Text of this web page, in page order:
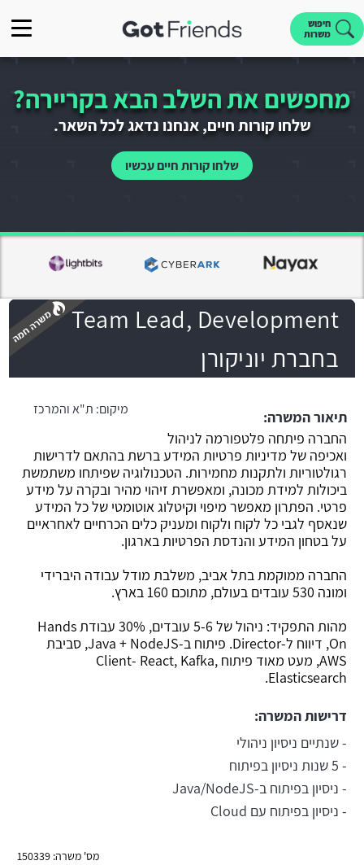
חיפוש
משרות
מחפשים את השלב הבא בקריירה?
שלחו קורות חיים, אנחנו נדאג לכל השאר.
שלחו קורות חיים עכשיו
Team Lead, Development
בחברת יוניקורן
מיקום: ת"א והמרכז
תיאור המשרה:
החברה פיתחה פלטפורמה לניהול
ואכיפה של מדיניות פרטיות המידע ברשת בהתאם לדרישות
רגולטוריות ולתקנות מחמירות. הטכנולוגיה שפיתחו משתמשת
ביכולות למידת מכונה, ומאפשרת זיהוי מהיר ובקרה על מידע
פרטי. הפתרון מאפשר מיפוי וקיטלוג אוטומטי של כל המידע
שנאסף לגבי כל לקוח ולקוח ומעניק כלים הכרחיים לאחראיים
על בטחון המידע והנדסת הפרטיות בארגון.
החברה ממוקמת בתל אביב, משלבת מודל עבודה היברידי
ומונה 530 עובדים בעולם, מתוכם 160 בארץ.
מהות התפקיד: ניהול של 5-6 עובדים, 30% עבודת Hands
On, דיווח ל-Director. פיתוח ב-Java + NodeJS, סביבת
AWS, מעט מאוד פיתוח Client- React, Kafka,
Elasticsearch.
דרישות המשרה:
- שנתיים ניסיון ניהולי
- 5 שנות ניסיון בפיתוח
- ניסיון בפיתוח ב-Java/NodeJS
- ניסיון בפיתוח עם Cloud
מס' משרה: 150339